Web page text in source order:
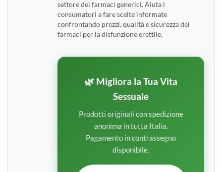
settore dei farmaci generici. Aiuta i
consumatori a fare scelte informate
confrontando prezzi, qualità e sicurezza dei
farmaci per la disfunzione erettile.
🌿 Migliora la Tua Vita
Sessuale
Prodotti originali con spedizione
anonima in tutta Italia.
Pagamento in contrassegno
disponibile.